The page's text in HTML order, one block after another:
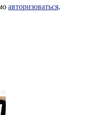
авторизоваться.